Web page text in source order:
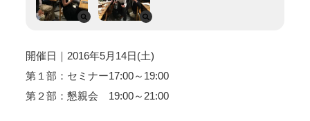
開催日｜2016年5月14日(土)
第１部：セミナー17:00～19:00
第２部：懇親会 19:00～21:00